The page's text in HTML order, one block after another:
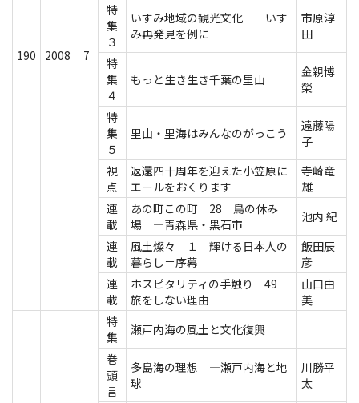
190 2008 7
特
集
３
いすみ地域の観光文化 ―いす
み再発見を例に
市原淳
田
特
集
４
もっと生き生き千葉の里山
金親博
榮
特
集
５
里山・里海はみんなのがっこう
遠藤陽
子
視
点
返還四十周年を迎えた小笠原に
エールをおくります
寺崎竜
雄
連
載
あの町この町 28 鳥の休み
場 ―青森県・黒石市
池内 紀
連
載
風土燦々 １ 輝ける日本人の
暮らし＝序幕
飯田辰
彦
連
載
ホスピタリティの手触り 49
旅をしない理由
山口由
美
特
集
瀬戸内海の風土と文化復興
巻
頭
言
多島海の理想 ―瀬戸内海と地
球
川勝平
太